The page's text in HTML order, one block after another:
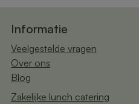
Informatie
Veelgestelde vragen
Over ons
Blog
Zakelijke lunch catering